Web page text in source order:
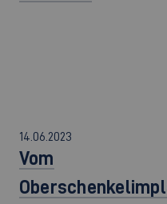
14.06.2023
Vom